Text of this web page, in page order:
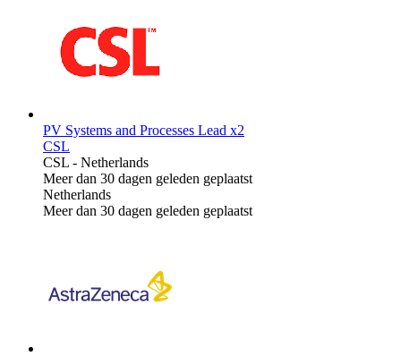
PV Systems and Processes Lead x2
CSL
CSL - Netherlands
Meer dan 30 dagen geleden geplaatst
Netherlands
Meer dan 30 dagen geleden geplaatst